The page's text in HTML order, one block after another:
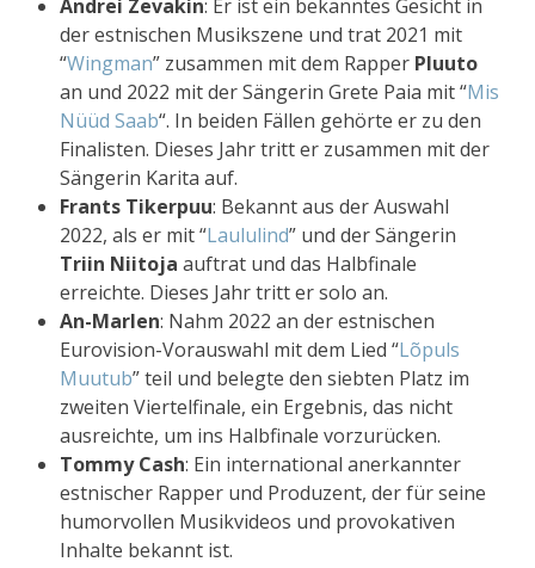
Andrei Zevakin: Er ist ein bekanntes Gesicht in
der estnischen Musikszene und trat 2021 mit
“Wingman” zusammen mit dem Rapper Pluuto
an und 2022 mit der Sängerin Grete Paia mit “Mis
Nüüd Saab“. In beiden Fällen gehörte er zu den
Finalisten. Dieses Jahr tritt er zusammen mit der
Sängerin Karita auf.
Frants Tikerpuu: Bekannt aus der Auswahl
2022, als er mit “Laululind” und der Sängerin
Triin Niitoja auftrat und das Halbfinale
erreichte. Dieses Jahr tritt er solo an.
An-Marlen: Nahm 2022 an der estnischen
Eurovision-Vorauswahl mit dem Lied “Lõpuls
Muutub” teil und belegte den siebten Platz im
zweiten Viertelfinale, ein Ergebnis, das nicht
ausreichte, um ins Halbfinale vorzurücken.
Tommy Cash: Ein international anerkannter
estnischer Rapper und Produzent, der für seine
humorvollen Musikvideos und provokativen
Inhalte bekannt ist.